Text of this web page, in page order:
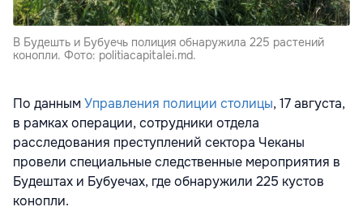
В Будешть и Бубуечь полиция обнаружила 225 растений
конопли. Фото: politiacapitalei.md.
По даннымУправления полиции столицы, 17 августа,
в рамках операции, сотрудники отдела
расследования преступлений сектора Чеканы
провели специальные следственные мероприятия в
Будештах и Бубуечах, где обнаружили 225 кустов
конопли.